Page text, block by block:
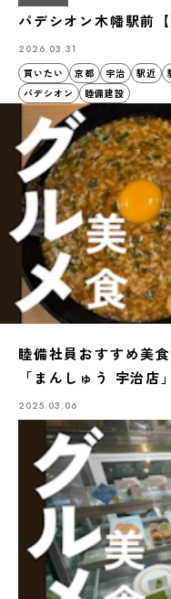
パデシオン木幡駅前【
2026.03.31
買いたい
京都 宇治 駅近
パデシオン
睦備建設
睦備社員おすすめ美
「まんしゅう 宇治店
2025.03.06